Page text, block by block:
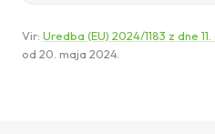
Vir: Uredba (EU) 2024/1183 z dne
od 20. maja 2024.